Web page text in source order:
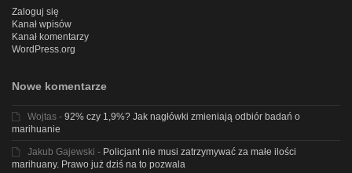
Zaloguj się
Kanał wpisów
Kanał komentarzy
WordPress.org
Nowe komentarze
Wojtas - 92% czy 1,9%? Jak nagłówki zmieniają odbiór badań o
marihuanie
Jakub Gajewski - Policjant nie musi zatrzymywać za małe ilości
marihuany. Prawo już dziś na to pozwala